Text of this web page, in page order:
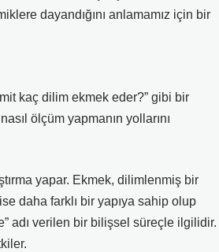
dayandığını anlamamız için bir
kaç dilim ekmek eder?” gibi bir
ölçüm yapmanın yollarını
yapar. Ekmek, dilimlenmiş bir
daha farklı bir yapıya sahip olup
adı verilen bir bilişsel süreçle ilgilidir.